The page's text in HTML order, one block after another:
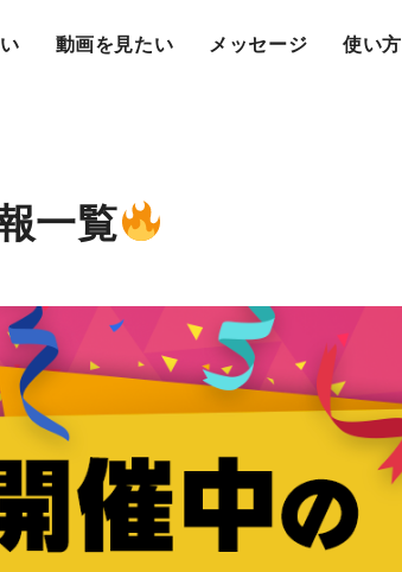
動画を見たい メッセージ 使い方
一覧